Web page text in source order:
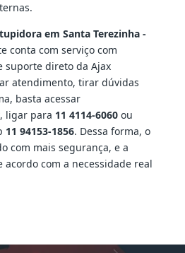
em Santa Terezinha -
conta com serviço com
suporte direto da Ajax
atendimento, tirar dúvidas
basta acessar
, ligar para 11 4114-6060ou
11 94153-1856. Dessa forma, o
com mais segurança, e a
acordo com a necessidade real